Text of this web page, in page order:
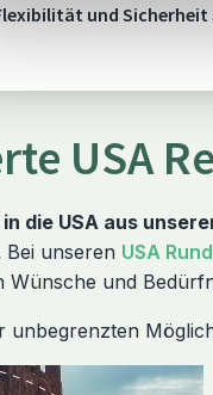
und Sicherheit
USA
die USA aus
unseren USA
und
unbegrenzten